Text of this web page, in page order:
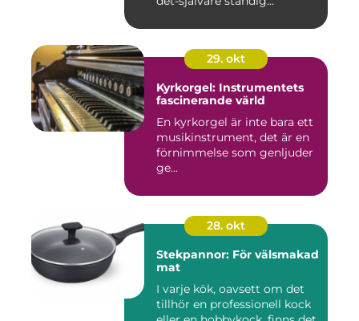
29. okt
Kyrkorgel: Instrumentets
fascinerande värld
En kyrkorgel är inte bara ett
musikinstrument, det är en
förnimmelse som genljuder
ge...
28. okt
Stekpannor: För välsmakad
mat
I varje kök, oavsett om det
tillhör en professionell kock